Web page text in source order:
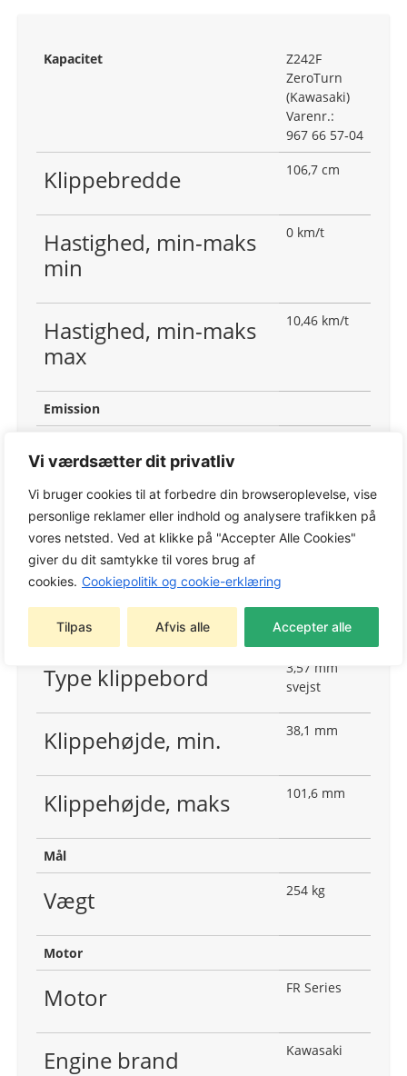
Vi værdsætter dit privatliv
Vi bruger cookies til at forbedre din browseroplevelse, vise
personlige reklamer eller indhold og analysere trafikken på
vores netsted. Ved at klikke på "Accepter Alle Cookies"
giver du dit samtykke til vores brug af
cookies. Cookiepolitik og cookie-erklæring
Tilpas Afvis alle Accepter alle
Kapacitet
Z242F
ZeroTurn
(Kawasaki)
Varenr.:
967 66 57‑04
Klippebredde 106,7 cm
Hastighed, min-maks
min
0 km/t
Hastighed, min-maks
max
10,46 km/t
Emission
Emissioner (CO2 EU V)
1
Klippebord
Klippemetoder (filter)
discharge
Type klippebord
3,57 mm
svejst
Klippehøjde, min. 38,1 mm
Klippehøjde, maks 101,6 mm
Mål
Vægt 254 kg
Motor
Motor FR Series
Engine brand Kawasaki